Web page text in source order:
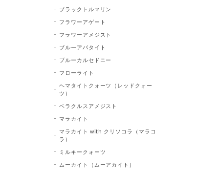
ブラックトルマリン
フラワーアゲート
フラワーアメジスト
ブルーアパタイト
ブルーカルセドニー
フローライト
ヘマタイトクォーツ（レッドクォー
ツ）
ベラクルスアメジスト
マラカイト
マラカイト with クリソコラ（マラコ
ラ）
ミルキークォーツ
ムーカイト（ムーアカイト）